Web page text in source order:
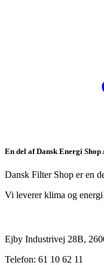
En del af Dansk Energi Shop
Dansk Filter Shop er en
Vi leverer klima og
Ejby Industrivej 28B,
Telefon: 61 10 62 11